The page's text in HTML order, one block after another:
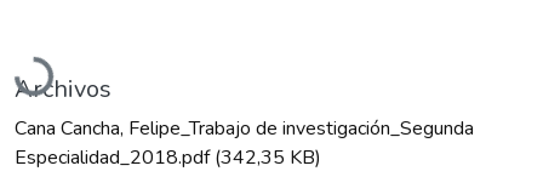
Cargando...
Archivos
Cana Cancha, Felipe_Trabajo de investigación_Segunda
Especialidad_2018.pdf(342,35 KB)